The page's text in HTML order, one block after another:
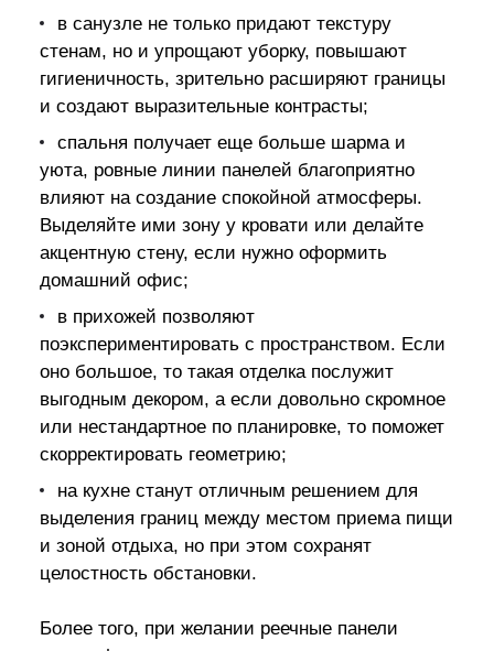
в санузле не только придают текстуру
стенам, но и упрощают уборку, повышают
гигиеничность, зрительно расширяют границы
и создают выразительные контрасты;
спальня получает еще больше шарма и
уюта, ровные линии панелей благоприятно
влияют на создание спокойной атмосферы.
Выделяйте ими зону у кровати или делайте
акцентную стену, если нужно оформить
домашний офис;
в прихожей позволяют
поэкспериментировать с пространством. Если
оно большое, то такая отделка послужит
выгодным декором, а если довольно скромное
или нестандартное по планировке, то поможет
скорректировать геометрию;
на кухне станут отличным решением для
выделения границ между местом приема пищи
и зоной отдыха, но при этом сохранят
целостность обстановки.
Более того, при желании реечные панели